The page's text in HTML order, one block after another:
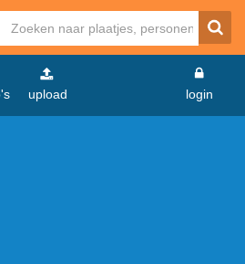
upload login